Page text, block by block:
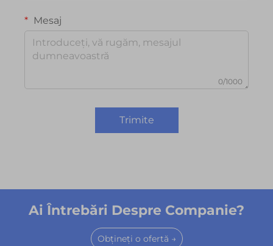
Mesaj
0/1000
Trimite
Ai Întrebări Despre Companie?
Obțineți o ofertă →